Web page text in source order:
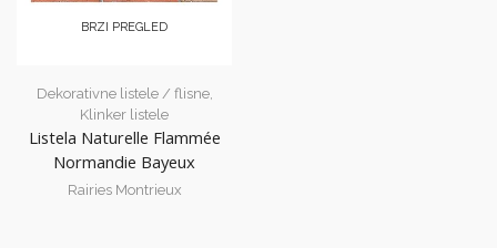
BRZI PREGLED
Dekorativne listele / flisne,
Klinker listele
Listela Naturelle Flammée
Normandie Bayeux
Rairies Montrieux